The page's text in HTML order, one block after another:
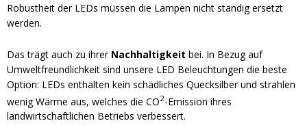
Robustheit der LEDs müssen die Lampen nicht ständig ersetzt
werden.
Das trägt auch zu ihrer Nachhaltigkeit bei. In Bezug auf
Umweltfreundlichkeit sind unsere LED Beleuchtungen die beste
Option: LEDs enthalten kein schädliches Quecksilber und strahlen
wenig Wärme aus, welches die CO2-Emission ihres
landwirtschaftlichen Betriebs verbessert.